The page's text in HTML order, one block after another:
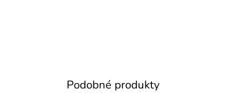
Podobné produkty